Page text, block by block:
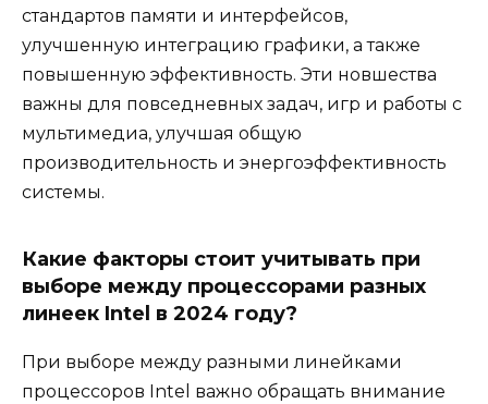
стандартов памяти и интерфейсов,
улучшенную интеграцию графики, а также
повышенную эффективность. Эти новшества
важны для повседневных задач, игр и работы с
мультимедиа, улучшая общую
производительность и энергоэффективность
системы.
Какие факторы стоит учитывать при
выборе между процессорами разных
линеек Intel в 2024 году?
При выборе между разными линейками
процессоров Intel важно обращать внимание